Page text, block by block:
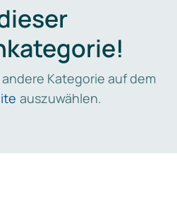
Kategorie auf dem
auszuwählen.